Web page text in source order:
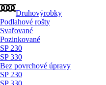
Druhovýrobky
Podlahové rošty
Svařované
Pozinkované
SP 230
SP 330
Bez povrchové úpravy
SP 230
SP 330